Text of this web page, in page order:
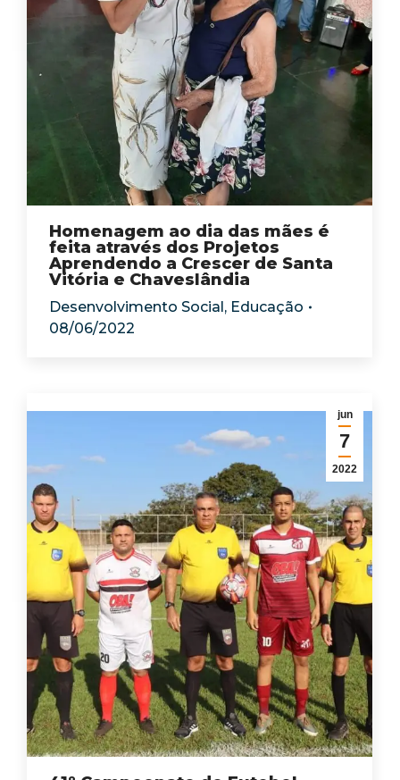
Homenagem ao dia das mães é
feita através dos Projetos
Aprendendo a Crescer de Santa
Vitória e Chaveslândia
Desenvolvimento Social, Educação
08/06/2022
jun
7
2022